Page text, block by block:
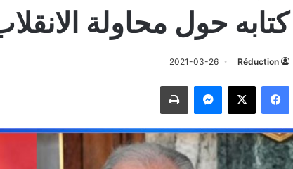
كتابه حول محاولة
Réduction
2021-03-26
فيسبوك ‫X ماسنجر طباعة